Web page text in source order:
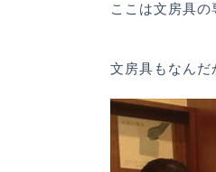
ここは文房具の
文房具もなんだ